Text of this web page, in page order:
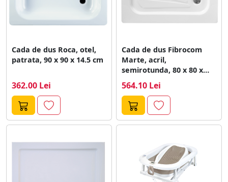
Cada de dus Roca, otel,
patrata, 90 x 90 x 14.5 cm
362.00 Lei
Cada de dus Fibrocom
Marte, acril,
semirotunda, 80 x 80 x
564.10 Lei